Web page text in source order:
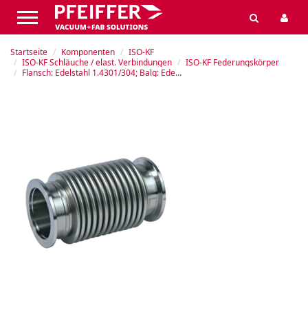
Startseite Komponenten
ISO-KF
ISO-KF Schläuche / elast. Verbindungen
ISO-KF Federungskörper
Flansch: Edelstahl 1.4301/304; Balg: Edelstahl 316L